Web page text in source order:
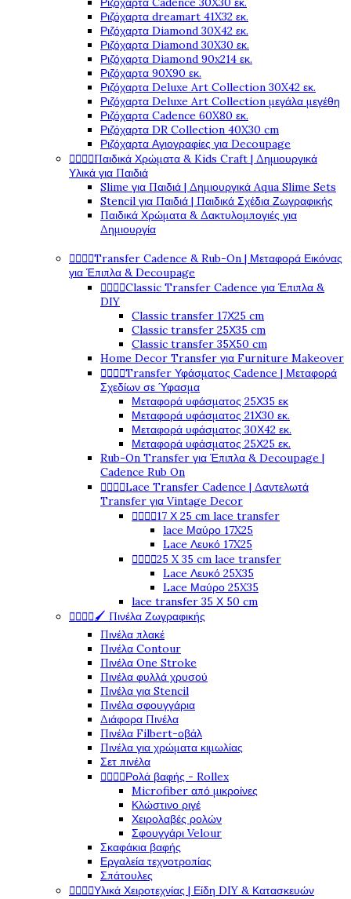
Ριζόχαρτα dreamart 41X32 εκ.
Ριζόχαρτα Diamond 30X42 εκ.
Ριζόχαρτα Diamond 30X30 εκ.
Ριζόχαρτα Diamond 90x214 εκ.
Ριζόχαρτα 90X90 εκ.
Ριζόχαρτα Deluxe Art Collection 30X42 εκ.
Ριζόχαρτα Deluxe Art Collection μεγάλα μεγέθη
Ριζόχαρτα Cadence 60X80 εκ.
Ριζόχαρτα DR Collection 40X30 cm
Ριζόχαρτα Αγιογραφίες για Decoupage
Παιδικά Χρώματα & Kids Craft | Δημιουργικά
Υλικά για Παιδιά
Slime για Παιδιά | Δημιουργικά Aqua Slime Sets
Stencil για Παιδιά | Παιδικά Σχέδια Ζωγραφικής
Παιδικά Χρώματα & Δακτυλομπογιές για
Δημιουργία
Transfer Cadence & Rub-On | Μεταφορά Εικόνας
για Έπιπλα & Decoupage
Classic Transfer Cadence για Έπιπλα &
DIY
Classic transfer 17Χ25 cm
Classic transfer 25Χ35 cm
Classic transfer 35Χ50 cm
Home Decor Transfer για Furniture Makeover
Transfer Υφάσματος Cadence | Μεταφορά
Σχεδίων σε Ύφασμα
Μεταφορά υφάσματος 25Χ35 εκ
Μεταφορά υφάσματος 21Χ30 εκ.
Μεταφορά υφάσματος 30Χ42 εκ.
Μεταφορά υφάσματος 25Χ25 εκ.
Rub-On Transfer για Έπιπλα & Decoupage |
Cadence Rub On
Lace Transfer Cadence | Δαντελωτά
Transfer για Vintage Decor
17 Χ 25 cm lace transfer
lace Μαύρο 17X25
Lace Λευκό 17X25
25 X 35 cm lace transfer
Lace Λευκό 25X35
Lace Μαύρο 25X35
lace transfer 35 Χ 50 cm
🖌️ Πινέλα Ζωγραφικής
Πινέλα πλακέ
Πινέλα Contour
Πινέλα One Stroke
Πινέλα φυλλά χρυσού
Πινέλα για Stencil
Πινέλα σφουγγάρια
Διάφορα Πινέλα
Πινέλα Filbert-οβάλ
Πινέλα για χρώματα κιμωλίας
Σετ πινέλα
Ρολά βαφής - Rollex
Microfiber από μικροίνες
Κλώστινο ριγέ
Χειρολαβές ρολών
Σφουγγάρι Velour
Σκαφάκια βαφής
Εργαλεία τεχνοτροπίας
Σπάτουλες
Υλικά Χειροτεχνίας | Είδη DIY & Κατασκευών